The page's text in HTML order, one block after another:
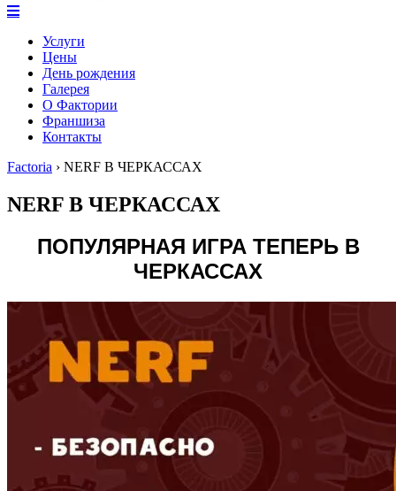
Услуги
Цены
День рождения
Галерея
О Фактории
Франшиза
Контакты
Factoria › NERF В ЧЕРКАССАХ
NERF В ЧЕРКАССАХ
ПОПУЛЯРНАЯ ИГРА ТЕПЕРЬ В
ЧЕРКАССАХ